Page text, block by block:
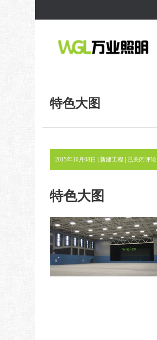
特色大图
2015年10月08日 | 新建工程
特
色
已关闭评论
特色大图